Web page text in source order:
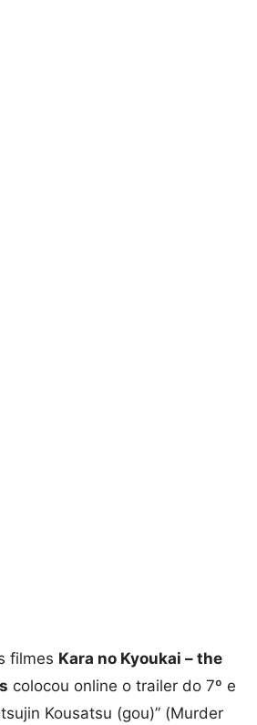
filmes Kara no Kyoukai – the
colocou online o trailer do 7º e
Kousatsu (gou)” (Murder